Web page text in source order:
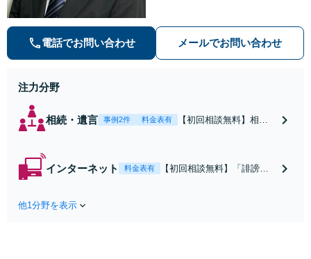
些細なことでも大丈夫ですので、ま
ずはご相談ください【柴崎駅3分】
電話でお問い合わせ メールでお問い合わせ
注力分野
相続・遺言 事例2件 料金表有
【初回相談無料】相続
より地域の特性や事情
インターネット 料金表有
【初回相談無料】「誹謗中
他1分野を表示